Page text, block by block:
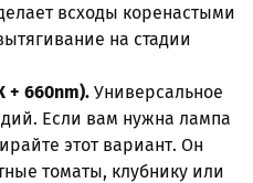
всходы коренастыми
на стадии
+ 660nm). Универсальное
Если вам нужна лампа
этот вариант. Он
томаты, клубнику или